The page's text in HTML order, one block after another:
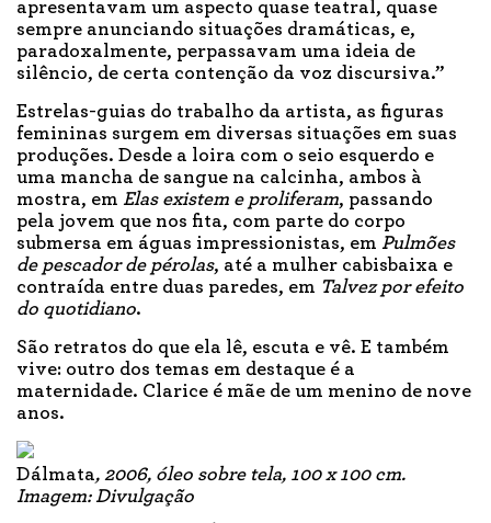
apresentavam um aspecto quase teatral, quase
sempre anunciando situações dramáticas, e,
paradoxalmente, perpassavam uma ideia de
silêncio, de certa contenção da voz discursiva.”
Estrelas-guias do trabalho da artista, as figuras
femininas surgem em diversas situações em suas
produções. Desde a loira com o seio esquerdo e
uma mancha de sangue na calcinha, ambos à
mostra, em Elas existem e proliferam, passando
pela jovem que nos fita, com parte do corpo
submersa em águas impressionistas, em Pulmões
de pescador de pérolas, até a mulher cabisbaixa e
contraída entre duas paredes, em Talvez por efeito
do quotidiano.
São retratos do que ela lê, escuta e vê. E também
vive: outro dos temas em destaque é a
maternidade. Clarice é mãe de um menino de nove
anos.
Dálmata, 2006, óleo sobre tela, 100 x 100 cm.
Imagem: Divulgação